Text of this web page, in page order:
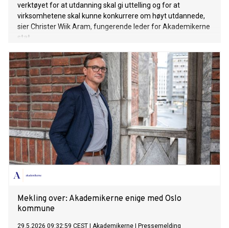
verktøyet for at utdanning skal gi uttelling og for at
virksomhetene skal kunne konkurrere om høyt utdannede,
sier Christer Wiik Aram, fungerende leder for Akademikerne
stat.
Mekling over: Akademikerne enige med Oslo
kommune
29.5.2026 09:32:59 CEST Akademikerne Pressemelding